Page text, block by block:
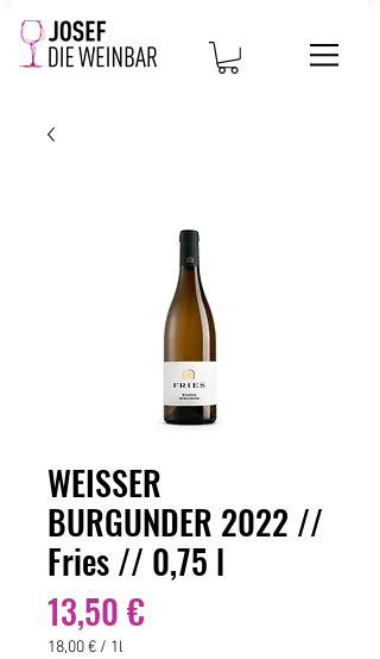
WEISSER
BURGUNDER 2022 //
Fries // 0,75 l
13,50 €
18,00 € / 1l